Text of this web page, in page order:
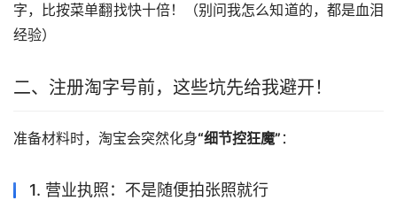
字，比按菜单翻找快十倍！（别问我怎么知道的，都是血泪
经验）
二、注册淘字号前，这些坑先给我避开！
准备材料时，淘宝会突然化身“细节控狂魔” ：
1. 营业执照：不是随便拍张照就行